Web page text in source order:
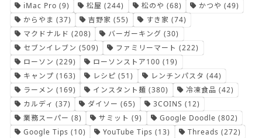
iMac Pro (9) 松屋 (244) 松のや (68) かつや (49)
からやま (37) 吉野家 (55) すき家 (74)
マクドナルド (208) バーガーキング (30)
セブンイレブン (509) ファミリーマート (222)
ローソン (229) ローソンストア100 (19)
キャンプ (163) レシピ (51) レンチンパスタ (44)
ラーメン (169) インスタント麺 (380) 冷凍食品 (42)
カルディ (37) ダイソー (65) 3COINS (12)
業務スーパー (8) サミット (9) Google Doodle (802)
Google Tips (10) YouTube Tips (13) Threads (272)